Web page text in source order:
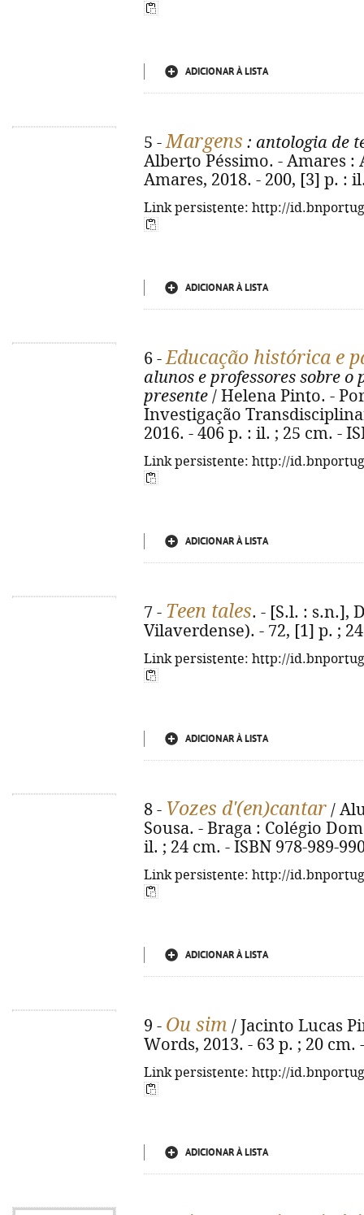
ADICIONAR À LISTA
5 -Margens : antologia de
Alberto Péssimo. - Amares :
Amares, 2018. - 200, [3] p. :
Link persistente: http://
ADICIONAR À LISTA
6 -Educação histórica e
alunos e professores sobre o
presente / Helena Pinto. -
Investigação
2016. - 406 p. : il. ; 25 cm. -
Link persistente: http://
ADICIONAR À LISTA
7 - Teen tales. - [S.l. : s.n.],
Vilaverdense). - 72, [1] p. ;
Link persistente: http://
ADICIONAR À LISTA
8 - Vozes d'(en)cantar /
Sousa. - Braga : Colégio
il. ; 24 cm. - ISBN 978-989-
Link persistente: http://
ADICIONAR À LISTA
9 - Ou sim / Jacinto Lucas
Words, 2013. - 63 p. ; 20 cm.
Link persistente: http://
ADICIONAR À LISTA